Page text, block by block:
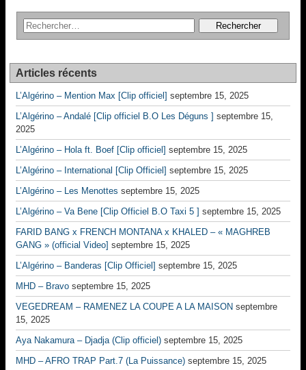
Articles récents
L’Algérino – Mention Max [Clip officiel] septembre 15, 2025
L’Algérino – Andalé [Clip officiel B.O Les Déguns ] septembre 15,
2025
L’Algérino – Hola ft. Boef [Clip officiel] septembre 15, 2025
L’Algérino – International [Clip Officiel] septembre 15, 2025
L’Algérino – Les Menottes septembre 15, 2025
L’Algérino – Va Bene [Clip Officiel B.O Taxi 5 ] septembre 15, 2025
FARID BANG x FRENCH MONTANA x KHALED – « MAGHREB
GANG » (official Video] septembre 15, 2025
L’Algérino – Banderas [Clip Officiel] septembre 15, 2025
MHD – Bravo septembre 15, 2025
VEGEDREAM – RAMENEZ LA COUPE A LA MAISON septembre
15, 2025
Aya Nakamura – Djadja (Clip officiel) septembre 15, 2025
MHD – AFRO TRAP Part.7 (La Puissance) septembre 15, 2025